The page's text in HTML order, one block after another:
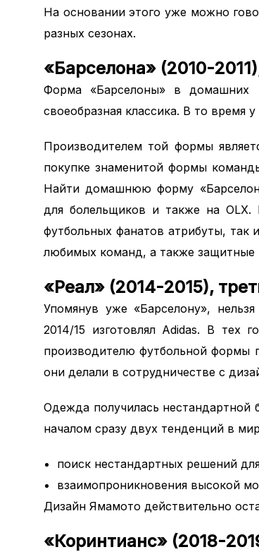
На основании этого уже можно
разных сезонах.
«Барселона» (2010-
Форма «Барселоны» в
своеобразная классика. В то время
Производителем той формы
покупке знаменитой формы
Найти домашнюю форму
для болельщиков и также на
футбольных фанатов атрибуты, так
любимых команд, а также защитные
«Реал» (2014-2015),
Упомянув уже «Барселону»,
2014/15 изготовлял Adidas. В тех
производителю футбольной формы
они делали в сотрудничестве с
Одежда получилась нестандартной
началом сразу двух тенденций в
поиск нестандартных решений
взаимопроникновения высокой
Дизайн Ямамото действительно
«Коринтианс» (2018-